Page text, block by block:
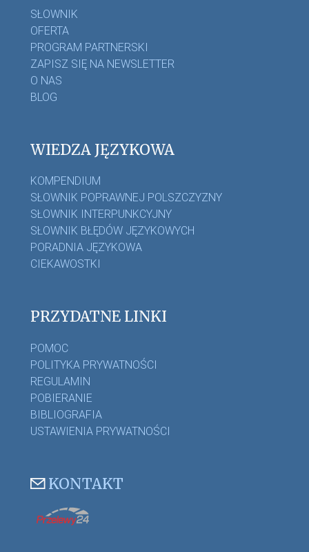
SŁOWNIK
OFERTA
PROGRAM PARTNERSKI
ZAPISZ SIĘ NA NEWSLETTER
O NAS
BLOG
WIEDZA JĘZYKOWA
KOMPENDIUM
SŁOWNIK POPRAWNEJ POLSZCZYZNY
SŁOWNIK INTERPUNKCYJNY
SŁOWNIK BŁĘDÓW JĘZYKOWYCH
PORADNIA JĘZYKOWA
CIEKAWOSTKI
PRZYDATNE LINKI
POMOC
POLITYKA PRYWATNOŚCI
REGULAMIN
POBIERANIE
BIBLIOGRAFIA
USTAWIENIA PRYWATNOŚCI
KONTAKT